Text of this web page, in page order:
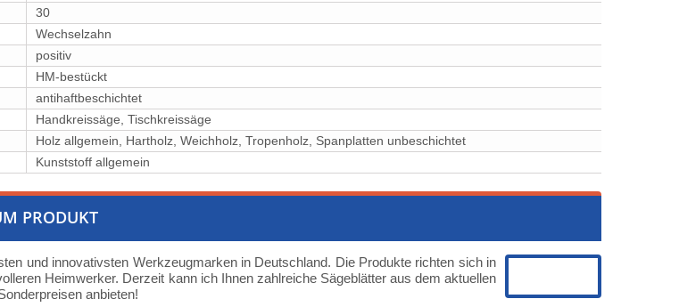
30
Wechselzahn
positiv
⁠⁠⁠⁠⁠⁠⁠⁠HM-bestückt
antihaftbeschichtet
Handkreissäge, Tischkreissäge
Holz allgemein, ⁠⁠⁠Hartholz, ⁠Weichholz, ⁠⁠⁠⁠⁠Tropenholz, ⁠⁠⁠⁠⁠⁠⁠⁠Spanplatten unbeschichtet
Kunststoff allgemein
PRODUKT
und innovativsten Werkzeugmarken in Deutschland. Die Produkte richten sich in
Heimwerker. Derzeit kann ich Ihnen zahlreiche Sägeblätter aus dem aktuellen
anbieten!